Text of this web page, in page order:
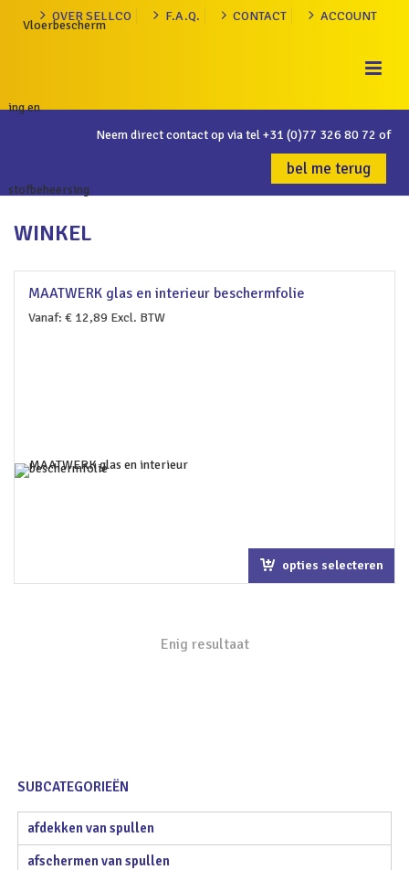
OVER SELLCO F.A.Q. CONTACT ACCOUNT
Neem direct contact op via tel+31 (0)77 326 80 72 of
bel me terug
WINKEL
MAATWERK glas en interieur beschermfolie
Vanaf: € 12,89 Excl. BTW
opties selecteren
Enig resultaat
SUBCATEGORIEËN
afdekken van spullen
afschermen van spullen